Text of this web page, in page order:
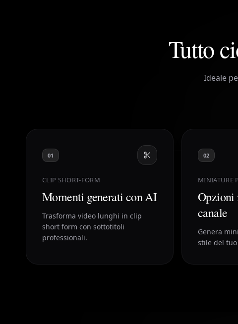
Tutto
Ideale
01
CLIP SHORT-FORM
Momenti generati con AI
Trasforma video lunghi in clip
short form con sottotitoli
professionali.
02
MINIATURE
Opzioni
canale
Genera
stile del tuo